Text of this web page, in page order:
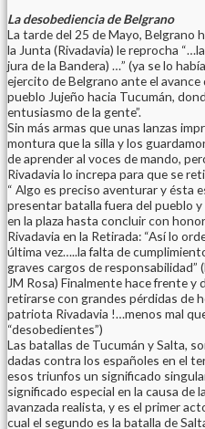
La desobediencia de Belgrano
La tarde del 25 de Mayo, Belgrano
la Junta (Rivadavia) le reprocha
jura de la Bandera) …” (ya se lo
ejercito de Belgrano ante el avance
pueblo Jujeño hacia Tucumán,
entusiasmo de la gente”.
Sin más armas que unas lanzas
montura que la silla y los
de aprender al voces de mando,
Rivadavia lo increpa para que se
“ Algo es preciso aventurar y ésta
presentar batalla fuera del pueblo
en la plaza hasta concluir con
Rivadavia en la Retirada: “Así lo
última vez…..la falta de
graves cargos de
JM Rosa) Finalmente hace frente
retirarse con grandes pérdidas de
patriota Rivadavia !…menos mal
“desobedientes”)
Las batallas de Tucumán y Salta,
dadas contra los españoles en el
esos triunfos un significado
significado especial en la causa de
avanzada realista, y es el primer
cual el segundo es la batalla de